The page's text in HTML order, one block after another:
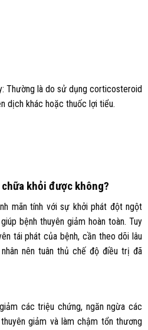
Thường là do sử dụng corticosteroid
dịch khác hoặc thuốc lợi tiểu.
khỏi được không?
mãn tính với sự khởi phát đột ngột
bệnh thuyên giảm hoàn toàn. Tuy
tái phát của bệnh, cần theo dõi lâu
nên tuân thủ chế độ điều trị đã
các triệu chứng, ngăn ngừa các
giảm và làm chậm tổn thương